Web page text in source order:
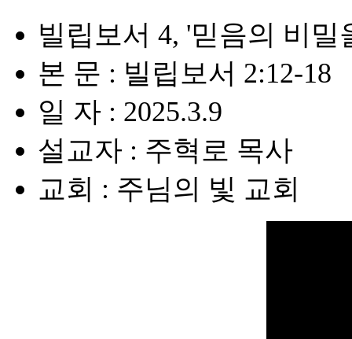
빌립보서 4, '믿음의 비밀
본 문 : 빌립보서 2:12-18
일 자 : 2025.3.9
설교자 : 주혁로 목사
교회 : 주님의 빛 교회